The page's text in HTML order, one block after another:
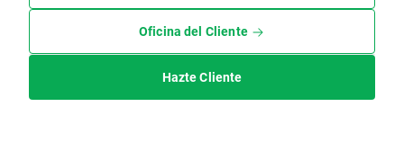
Oficina del Cliente
Hazte Cliente